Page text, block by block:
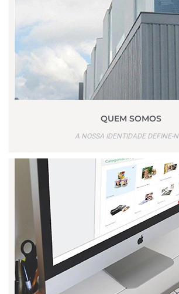
QUEM SOMOS
A NOSSA IDENTIDADE DEFINE-